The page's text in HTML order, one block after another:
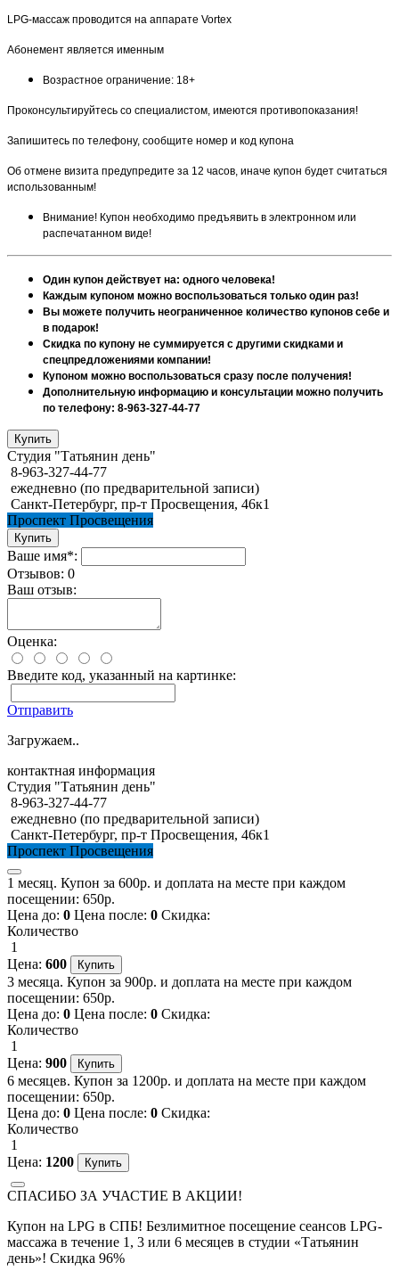
LPG-массаж проводится на аппарате Vortex
Абонемент является именным
Возрастное ограничение: 18+
Проконсультируйтесь со специалистом, имеются противопоказания!
Запишитесь по телефону, сообщите номер и код купона
Об отмене визита предупредите за 12 часов, иначе купон будет считаться
использованным!
Внимание! Купон необходимо предъявить в электронном или
распечатанном виде!
Один купон действует на: одного человека!
Каждым купоном можно воспользоваться только один раз!
Вы можете получить неограниченное количество купонов себе и
в подарок!
Скидка по купону не суммируется с другими скидками и
спецпредложениями компании!
Купоном можно воспользоваться сразу после получения!
Дополнительную информацию и консультации можно получить
по телефону: 8-963-327-44-77
Студия "Татьянин день"
8-963-327-44-77
ежедневно (по предварительной записи)
Санкт-Петербург, пр-т Просвещения, 46к1
Проспект Просвещения
Ваше имя*:
Отзывов: 0
Ваш отзыв:
Оценка:
Введите код, указанный на картинке:
Отправить
Загружаем..
контактная информация
Студия "Татьянин день"
8-963-327-44-77
ежедневно (по предварительной записи)
Санкт-Петербург, пр-т Просвещения, 46к1
Проспект Просвещения
1 месяц. Купон за 600р. и доплата на месте при каждом
посещении: 650р.
Цена до: 0 Цена после: 0 Скидка:
Количество
1
Цена: 600
3 месяца. Купон за 900р. и доплата на месте при каждом
посещении: 650р.
Цена до: 0 Цена после: 0 Скидка:
Количество
1
Цена: 900
6 месяцев. Купон за 1200р. и доплата на месте при каждом
посещении: 650р.
Цена до: 0 Цена после: 0 Скидка:
Количество
1
Цена: 1200
СПАСИБО ЗА УЧАСТИЕ В АКЦИИ!
Купон на LPG в СПБ! Безлимитное посещение сеансов LPG-
массажа в течение 1, 3 или 6 месяцев в студии «Татьянин
день»! Скидка 96%